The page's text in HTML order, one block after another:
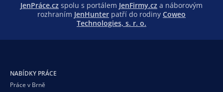
JenPráce.cz spolu s portálem JenFirmy.cz a náborovým
rozhraním JenHunter patří do rodiny Coweo
Technologies, s. r. o.
NABÍDKY PRÁCE
Práce v Brně